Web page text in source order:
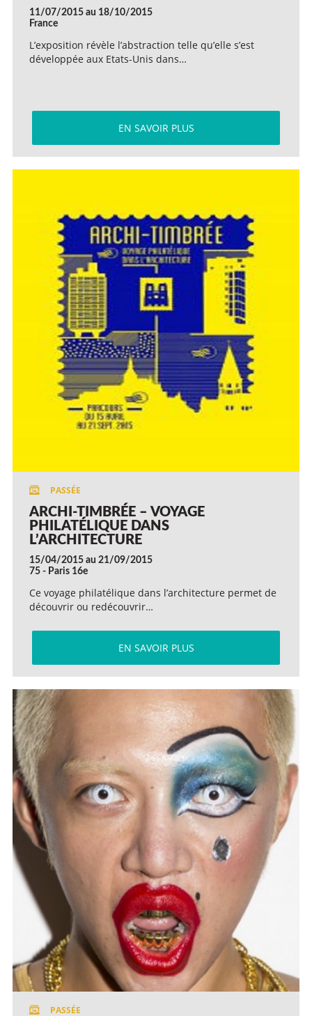
11/07/2015 au 18/10/2015
France
L’exposition révèle l’abstraction telle qu’elle s’est
développée aux Etats-Unis dans…
EN SAVOIR PLUS
ARCHI-TIMBRÉE – VOYAGE
PHILATÉLIQUE DANS
L’ARCHITECTURE
15/04/2015 au 21/09/2015
75 - Paris 16e
Ce voyage philatélique dans l’architecture permet de
découvrir ou redécouvrir…
EN SAVOIR PLUS